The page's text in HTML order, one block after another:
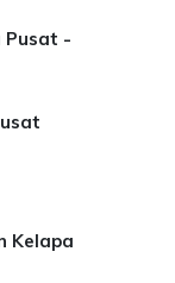
Pusat -
Kelapa